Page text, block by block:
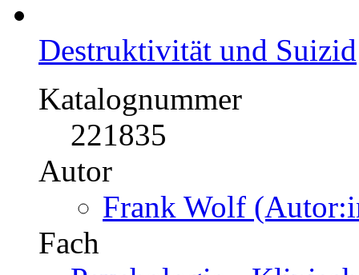
Fach
BWL - Offline-
Kategorie
Diplomarbeit, 1996
Preis
US$ 42,99